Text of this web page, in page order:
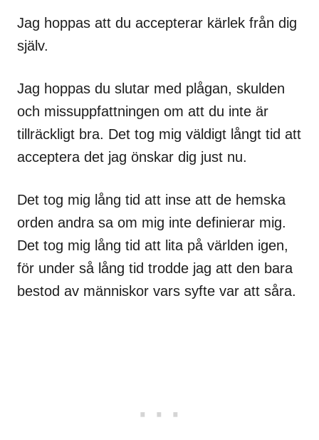
Jag hoppas att du accepterar kärlek från dig
själv.
Jag hoppas du slutar med plågan, skulden
och missuppfattningen om att du inte är
tillräckligt bra. Det tog mig väldigt långt tid att
acceptera det jag önskar dig just nu.
Det tog mig lång tid att inse att de hemska
orden andra sa om mig inte definierar mig.
Det tog mig lång tid att lita på världen igen,
för under så lång tid trodde jag att den bara
bestod av människor vars syfte var att såra.